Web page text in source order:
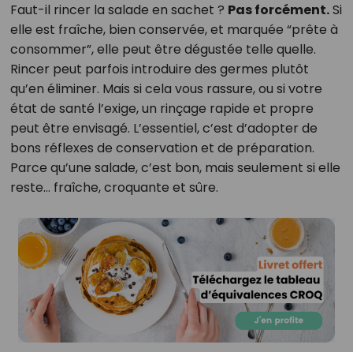
Faut-il rincer la salade en sachet ? Pas forcément.Si
elle est fraîche, bien conservée, et marquée “prête à
consommer”, elle peut être dégustée telle quelle.
Rincer peut parfois introduire des germes plutôt
qu’en éliminer. Mais si cela vous rassure, ou si votre
état de santé l’exige, un rinçage rapide et propre
peut être envisagé. L’essentiel, c’est d’adopter de
bons réflexes de conservation et de préparation.
Parce qu’une salade, c’est bon, mais seulement si elle
reste… fraîche, croquante et sûre.